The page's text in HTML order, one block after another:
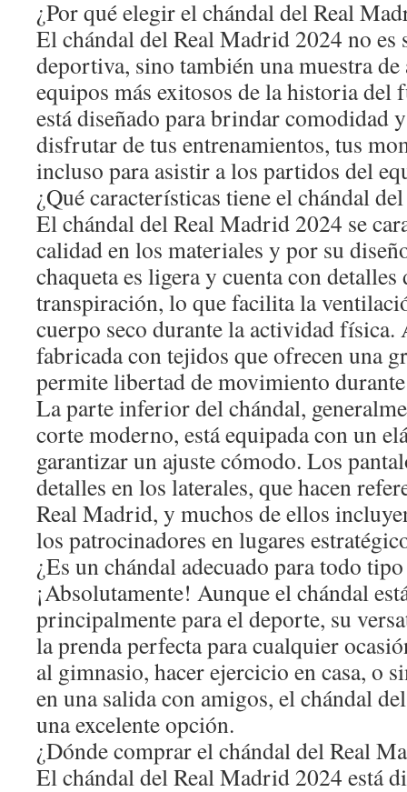
¿Por qué elegir el chándal del Real
El chándal del Real Madrid 2024 no es
deportiva, sino también una muestra
equipos más exitosos de la historia del
está diseñado para brindar comodidad
disfrutar de tus entrenamientos, tus
incluso para asistir a los partidos del
¿Qué características tiene el chándal
El chándal del Real Madrid 2024 se
calidad en los materiales y por su
chaqueta es ligera y cuenta con
transpiración, lo que facilita la
cuerpo seco durante la actividad física.
fabricada con tejidos que ofrecen una
permite libertad de movimiento
La parte inferior del chándal,
corte moderno, está equipada con un
garantizar un ajuste cómodo. Los
detalles en los laterales, que hacen
Real Madrid, y muchos de ellos
los patrocinadores en lugares
¿Es un chándal adecuado para todo
¡Absolutamente! Aunque el chándal
principalmente para el deporte, su
la prenda perfecta para cualquier
al gimnasio, hacer ejercicio en casa, o
en una salida con amigos, el chándal
una excelente opción.
¿Dónde comprar el chándal del Real
El chándal del Real Madrid 2024 está